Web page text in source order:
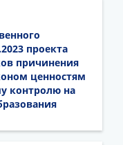
проекта
причинения
ценностям
контролю на